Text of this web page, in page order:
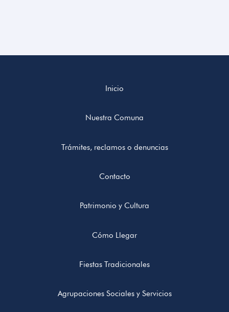
Inicio
Nuestra Comuna
Trámites, reclamos o denuncias
Contacto
Patrimonio y Cultura
Cómo Llegar
Fiestas Tradicionales
Agrupaciones Sociales y Servicios